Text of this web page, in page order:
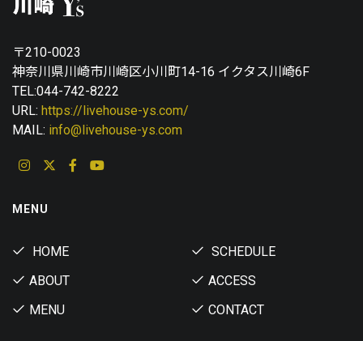
〒210-0023
神奈川県川崎市川崎区小川町14-16 イクタス川崎6F
TEL:044-742-8222
URL: https://livehouse-ys.com/
MAIL: info@livehouse-ys.com
MENU
HOME
SCHEDULE
ABOUT
ACCESS
MENU
CONTACT